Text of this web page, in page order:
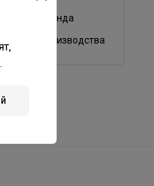
- страна бренда
- страна производства